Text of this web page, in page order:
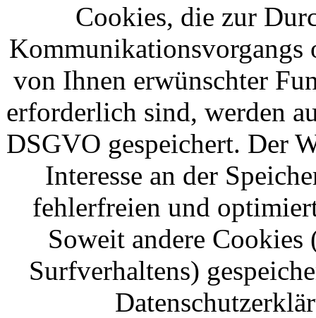
Cookies, die zur
Kommunikationsvorgangs
von Ihnen erwünschter
erforderlich sind, werden
DSGVO gespeichert. Der
Interesse an der
fehlerfreien und
Soweit andere
Surfverhaltens)